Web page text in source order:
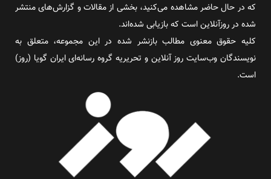
که در حال حاضر مشاهده می‌کنید، بخشی از مقالات و گزارش‌های منتشر
شده در روزآنلاین است که بازیابی شده‌اند.
کلیه حقوق معنوی مطالب بازنشر شده در این مجموعه، متعلق به
نویسندگان وب‌سایت روز آنلاین و تحریریه گروه رسانه‌ای ایران گویا (روز)
است.